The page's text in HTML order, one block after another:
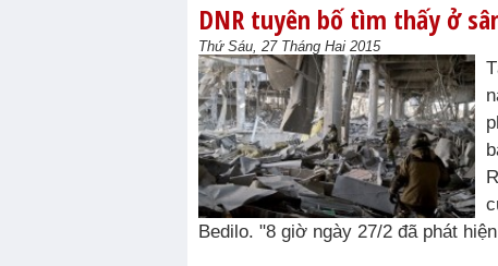
DNR tuyên bố tìm thấy ở
Thứ Sáu, 27 Tháng Hai 2015
Bedilo. "8 giờ ngày 27/2 đã phát